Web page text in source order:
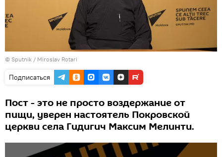
© Sputnik / Miroslav Rotari
Подписаться
Пост - это не просто воздержание от
пищи, уверен настоятель Покровской
церкви села Гидигич Максим Мелинти.